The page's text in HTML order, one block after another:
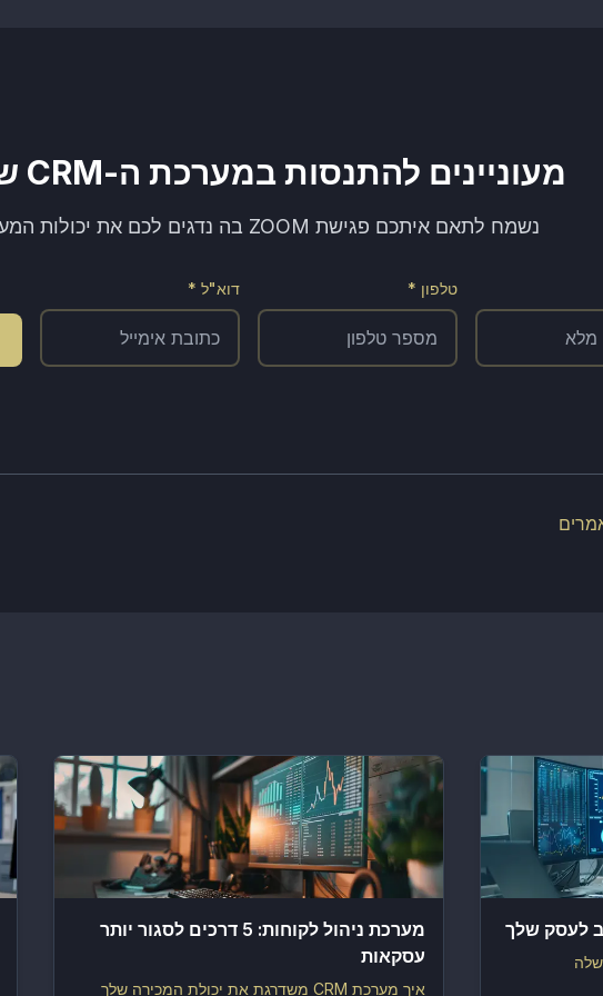
מעוניינים להתנסות במערכת ה-CRM שלנו?
נשמח לתאם איתכם פגישת ZOOM בה נדגים לכם את יכולות המערכת!
טלפון * דוא"ל *
מערכת ניהול לקוחות: 5 דרכים לסגור יותר
עסקאות
איך מערכת CRM משדרגת את יכולת המכירה שלך